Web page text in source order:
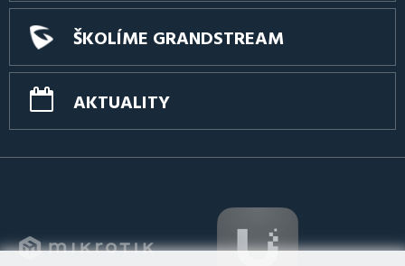
ŠKOLÍME GRANDSTREAM
AKTUALITY